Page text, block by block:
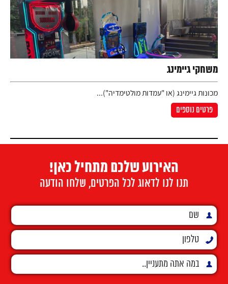
משחקי גיימינג
מכונות גיימינג (או "עמדות מולטימדיה")...
פרטים נוספים
האירוע שלכם מתחיל כאן!
תנו לנו לדאוג לכל הפרטים, שלחו הודעה